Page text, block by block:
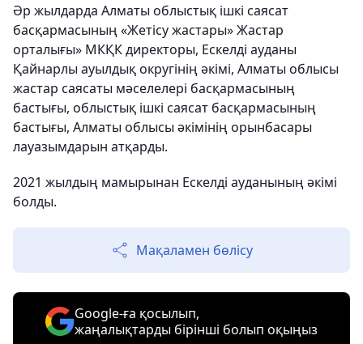
Әр жылдарда Алматы облыстық ішкі саясат
басқармасының «Жетісу жастары» Жастар
орталығы» МКҚК директоры, Ескелді ауданы
Қайнарлы ауылдық округінің әкімі, Алматы облысы
жастар саясаты мәселелері басқармасының
бастығы, облыстық ішкі саясат басқармасының
бастығы, Алматы облысы әкімінің орынбасары
лауазымдарын атқарды.
2021 жылдың мамырынан Ескелді ауданының әкімі
болды.
Мақаламен бөлісу
Google-ға қосылып,
жаңалықтарды бірінші болып оқыңыз